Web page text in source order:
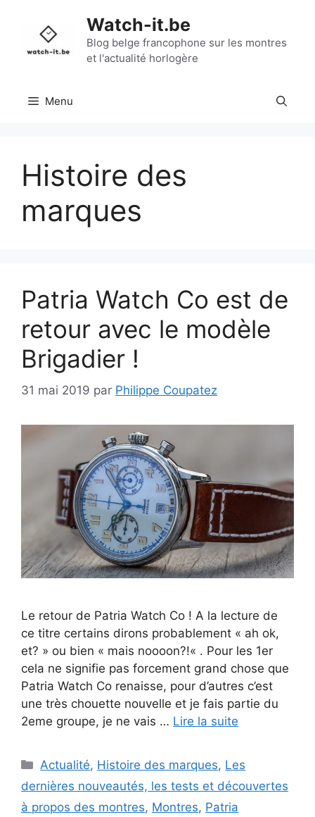
contenu
Watch-it.be
Blog belge francophone sur les montres
et l'actualité horlogère
Menu
Histoire des
marques
Patria Watch Co est de
retour avec le modèle
Brigadier !
31 mai 2019 par Philippe Coupatez
Le retour de Patria Watch Co ! A la lecture de
ce titre certains dirons probablement « ah ok,
et? » ou bien « mais noooon?!« . Pour les 1er
cela ne signifie pas forcement grand chose que
Patria Watch Co renaisse, pour d’autres c’est
une très chouette nouvelle et je fais partie du
2eme groupe, je ne vais … Lire la suite
Catégories
Actualité, Histoire des marques, Les
dernières nouveautés, les tests et découvertes
à propos des montres, Montres, Patria